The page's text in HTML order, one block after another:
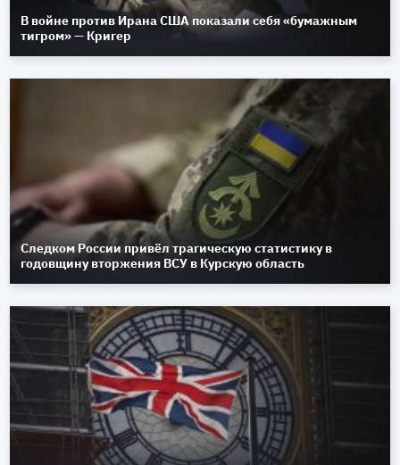
В войне против Ирана США показали себя «бумажным
тигром» — Кригер
Следком России привёл трагическую статистику в
годовщину вторжения ВСУ в Курскую область